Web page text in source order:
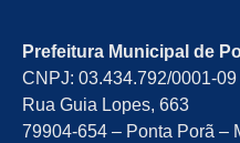
Prefeitura Municipal de
CNPJ: 03.434.792/0001-09
Rua Guia Lopes, 663
79904-654 – Ponta Porã –